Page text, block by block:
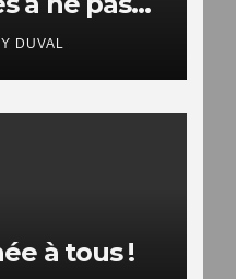
DUVAL
à tous !